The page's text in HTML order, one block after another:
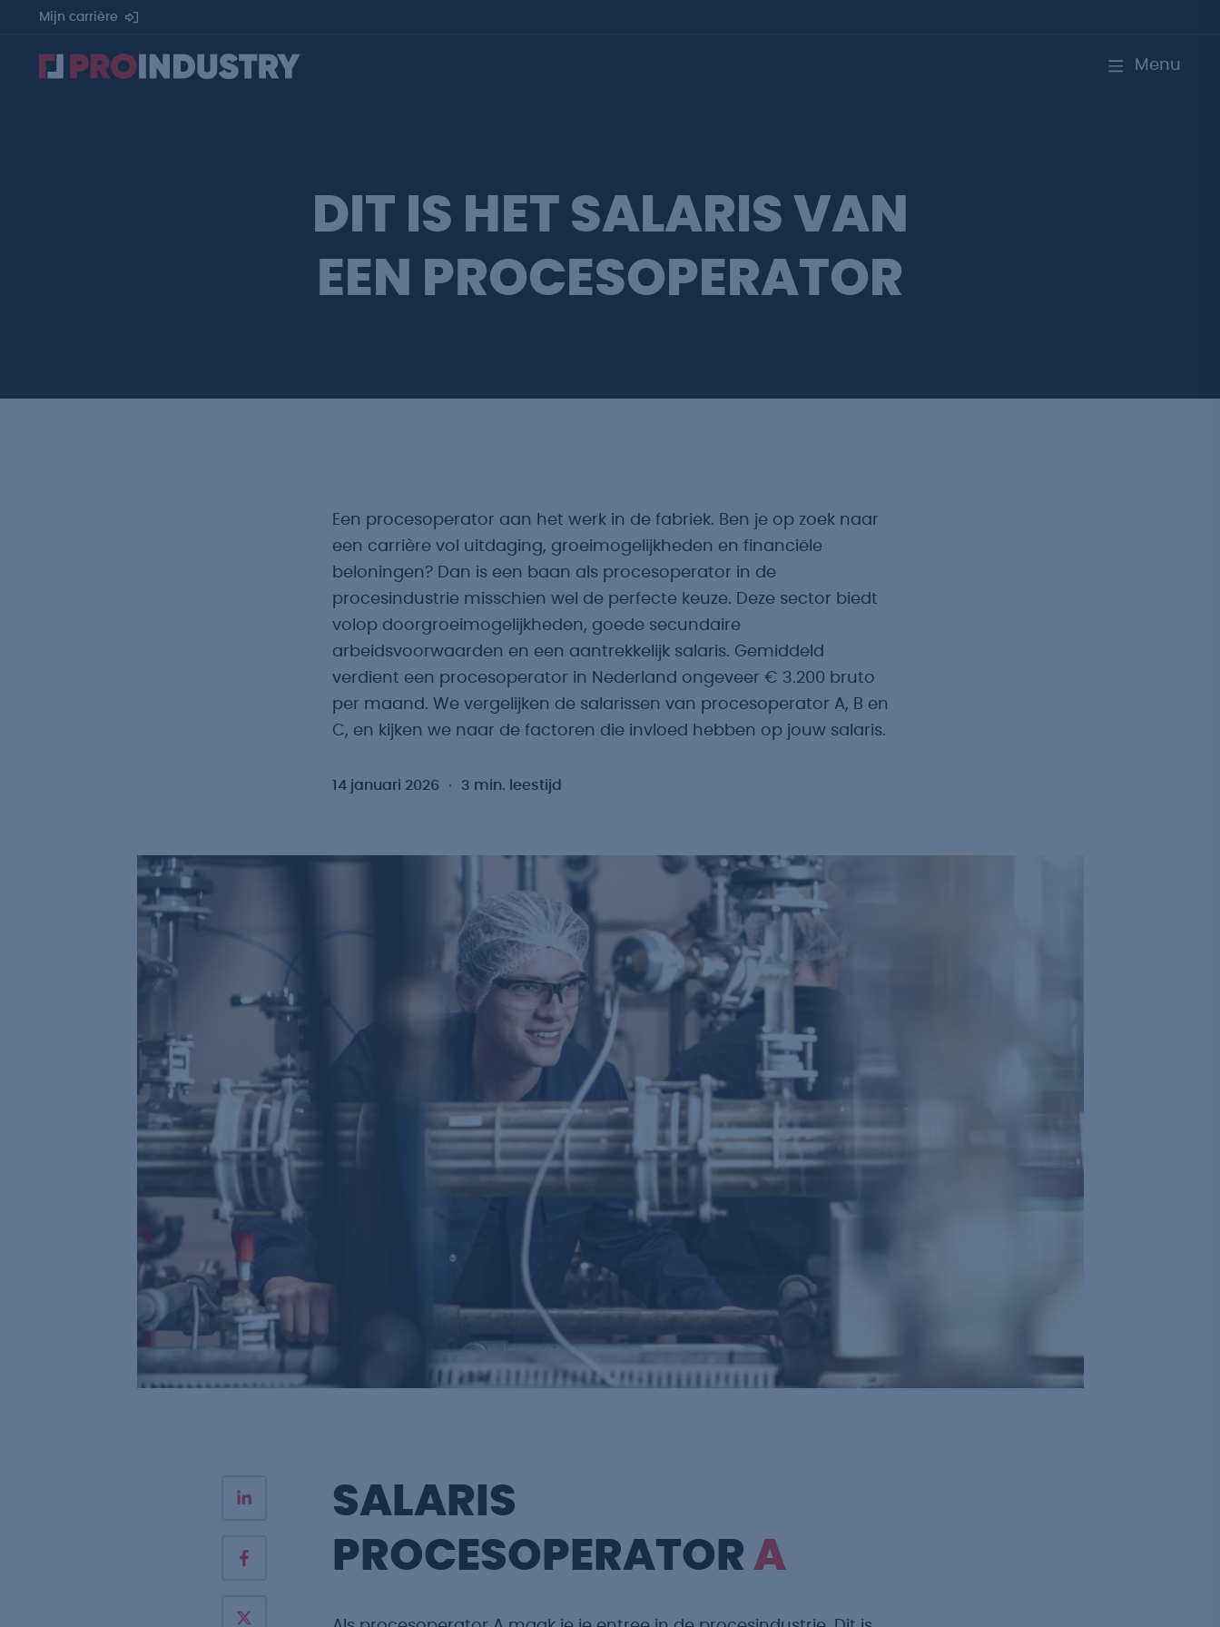
Mijn carrière
Menu
DIT IS HET SALARIS VAN
EEN PROCESOPERATOR
Een procesoperator aan het werk in de fabriek. Ben je op zoek naar
een carrière vol uitdaging, groeimogelijkheden en financiële
beloningen? Dan is een baan als procesoperator in de
procesindustrie misschien wel de perfecte keuze. Deze sector biedt
volop doorgroeimogelijkheden, goede secundaire
arbeidsvoorwaarden en een aantrekkelijk salaris. Gemiddeld
verdient een procesoperator in Nederland ongeveer € 3.200 bruto
per maand. We vergelijken de salarissen van procesoperator A, B en
C, en kijken we naar de factoren die invloed hebben op jouw salaris.
14 januari 2026 3 min. leestijd
SALARIS
PROCESOPERATOR A